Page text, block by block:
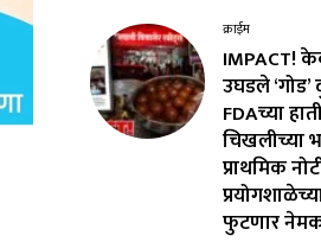
क्राईम
IMPACT!
उघडले
FDAच्या
चिखलीच्या
प्राथमिक
फुटणार